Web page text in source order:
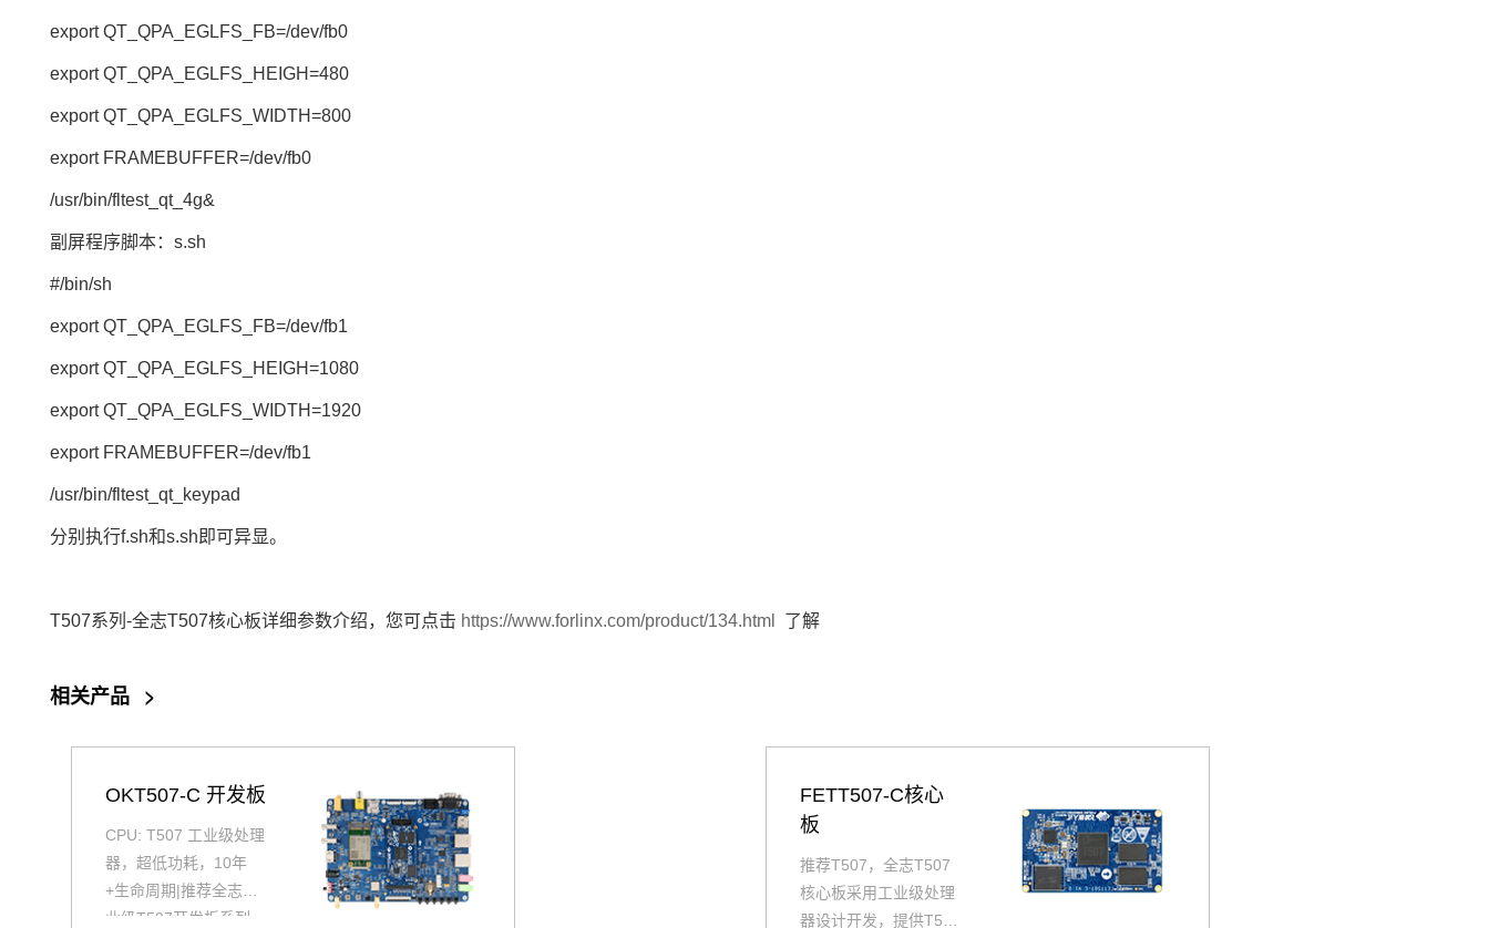
export QT_QPA_EGLFS_FB=/dev/fb0
export QT_QPA_EGLFS_HEIGH=480
export QT_QPA_EGLFS_WIDTH=800
export FRAMEBUFFER=/dev/fb0
/usr/bin/fltest_qt_4g&
副屏程序脚本：s.sh
#/bin/sh
export QT_QPA_EGLFS_FB=/dev/fb1
export QT_QPA_EGLFS_HEIGH=1080
export QT_QPA_EGLFS_WIDTH=1920
export FRAMEBUFFER=/dev/fb1
/usr/bin/fltest_qt_keypad
分别执行f.sh和s.sh即可异显。
T507系列-全志T507核心板详细参数介绍，您可点击 https://www.forlinx.com/product/134.html 了解
相关产品 >
OKT507-C 开发板
CPU: T507 工业级处理
器，超低功耗，10年
+生命周期|推荐全志工
业级T507开发板系列，
FETT507-C核心
板
推荐T507，全志T507
核心板采用工业级处理
器设计开发，提供T507